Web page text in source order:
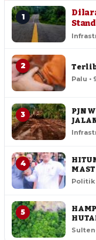
1
2
Palu •
3
PJN
4
Politik
5